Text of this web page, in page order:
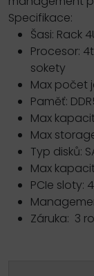
Specifikace:
Šasi: Rack
Procesor:
sokety
Max počet
Paměť:
Max
Max
Typ disků:
Max
PCIe sloty:
Záruka: 3